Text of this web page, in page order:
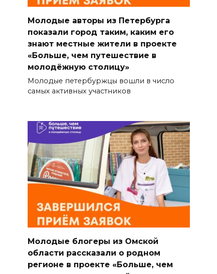
Молодые авторы из Петербурга
показали город таким, каким его
знают местные жители в проекте
«Больше, чем путешествие в
молодёжную столицу»
Молодые петербуржцы вошли в число
самых активных участников
Молодые блогеры из Омской
области рассказали о родном
регионе в проекте «Больше, чем